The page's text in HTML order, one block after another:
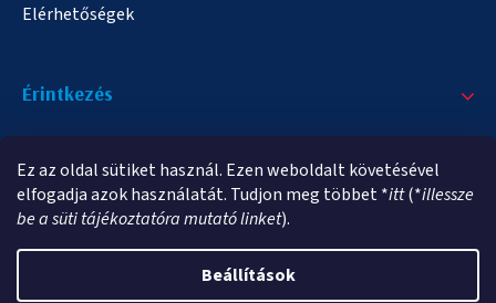
Ez az oldal sütiket használ. Ezen weboldalt követésével
elfogadja azok használatát. Tudjon meg többet *itt(*illessze
be a süti tájékoztatóra mutató linket).
Beállítások
Elérhetőségek
Érintkezés
info@elampa.hu
elampa.hu. Minden jog fenntartva.